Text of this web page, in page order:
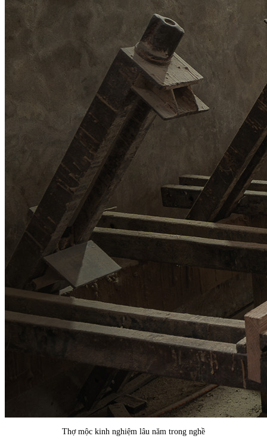
Thợ mộc kinh nghiệm lâu năm trong nghề